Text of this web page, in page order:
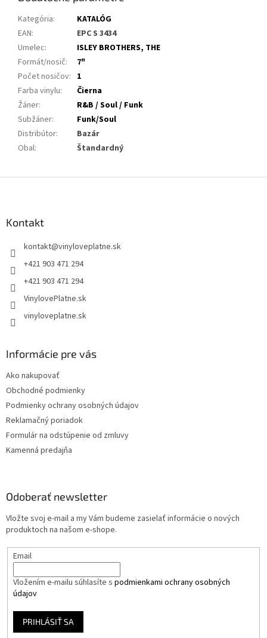
Kategória:
KATALÓG
EAN:
EPC S 3434
Umelec:
ISLEY BROTHERS, THE
Formát/nosič:
7"
Počet nosičov: 1
Farba vinylu:
Čierna
Žáner:
R&B / Soul / Funk
Subžáner:
Funk/Soul
Distribútor:
Bazár
Obal: Štandardný
Kontakt
kontakt@vinyloveplatne.sk
+421 903 471 294
+421 903 471 294
VinylovePlatne.sk
vinyloveplatne.sk
Informácie pre vás
Ako nakupovať
Obchodné podmienky
Podmienky ochrany osobných údajov
Reklamačný poriadok
Formulár na odstúpenie od zmluvy
Kamenná predajňa
Odoberať newsletter
Vložte svoj e-mail a my Vám budeme zasielať informácie o nových
produktoch na našom e-shope.
Email
Vložením e-mailu súhlasíte s podmienkami ochrany osobných
údajov
PRIHLÁSIŤ SA